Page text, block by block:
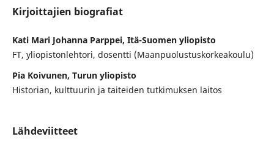
Kirjoittajien biografiat
Kati Mari Johanna Parppei, Itä-Suomen yliopisto
FT, yliopistonlehtori, dosentti (Maanpuolustuskorkeakoulu)
Pia Koivunen, Turun yliopisto
Historian, kulttuurin ja taiteiden tutkimuksen laitos
Lähdeviitteet